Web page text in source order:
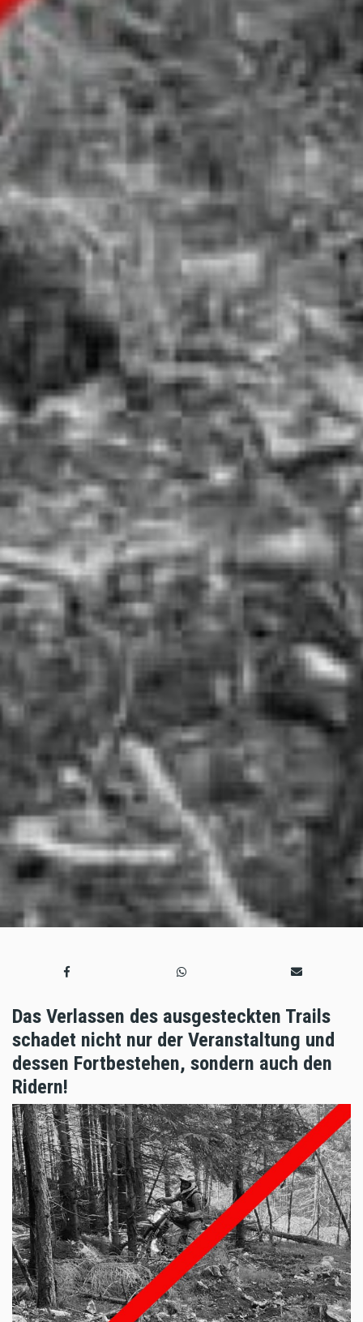
Das Verlassen des ausgesteckten Trails
schadet nicht nur der Veranstaltung und
dessen Fortbestehen, sondern auch den
Ridern!